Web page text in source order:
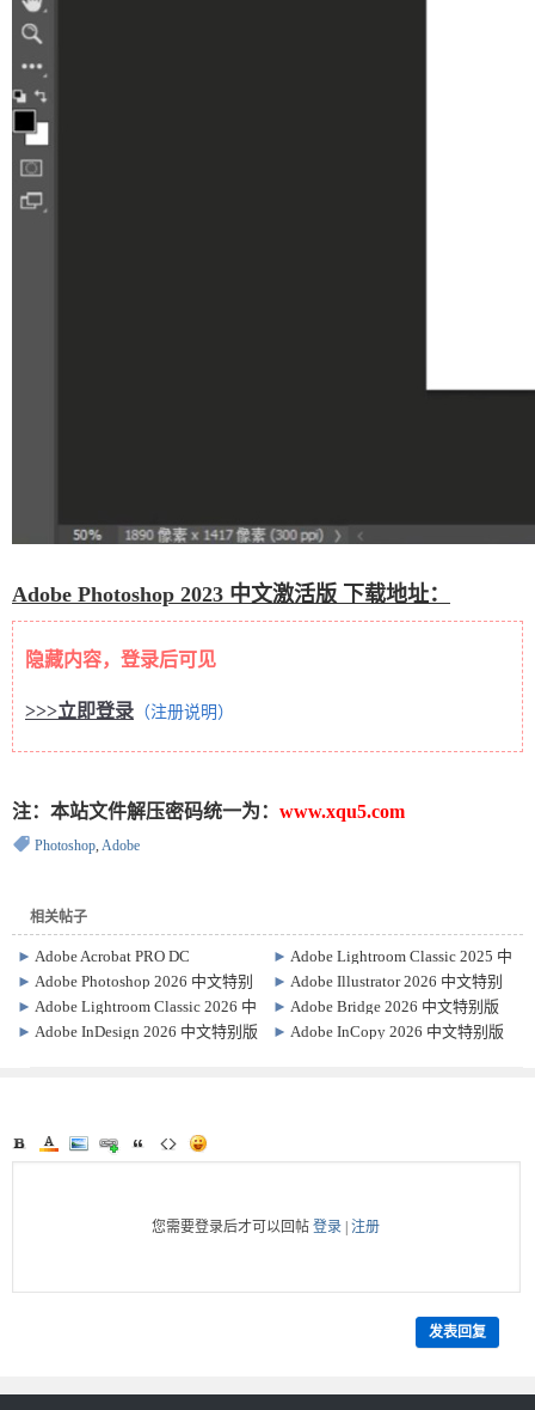
Adobe Photoshop 2023 中文激活版 下载地址：
隐藏内容，登录后可见
>>>立即登录 （注册说明）
注：本站文件解压密码统一为： www.xqu5.com
Photoshop, Adobe
相关帖子
► Adobe Acrobat PRO DC
2026.001.21779 中文特别版
► Adobe Lightroom Classic 2025 中
文特别版 v15.0
► Adobe Photoshop 2026 中文特别
版 / 绿色精简版 v27.6.0.11
► Adobe Illustrator 2026 中文特别
版 30.5.1.3
► Adobe Lightroom Classic 2026 中
文特别版 15.3.1.1
► Adobe Bridge 2026 中文特别版
16.0.6.9.000
► Adobe InDesign 2026 中文特别版
► Adobe InCopy 2026 中文特别版
您需要登录后才可以回帖登录 |注册
发表回复